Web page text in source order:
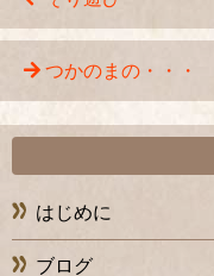
つかのまの・・・
はじめに
ブログ